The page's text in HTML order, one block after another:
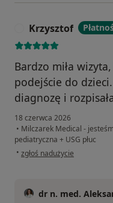
Krzysztof
Bardzo miła
podejście do
diagnozę i
18 czerwca 2026
• Milczarek Medical -
pediatryczna + USG płuc
• w opinii użytkownika
zgłoś nadużycie
dr n. med.